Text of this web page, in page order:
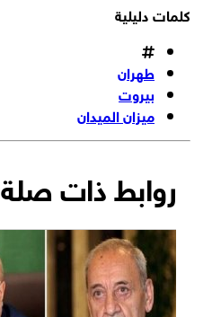
كلمات دليلية
طهران
بيروت
ميزان الميدان
روابط ذات صلة